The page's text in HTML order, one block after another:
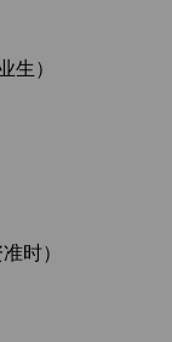
生）
时）